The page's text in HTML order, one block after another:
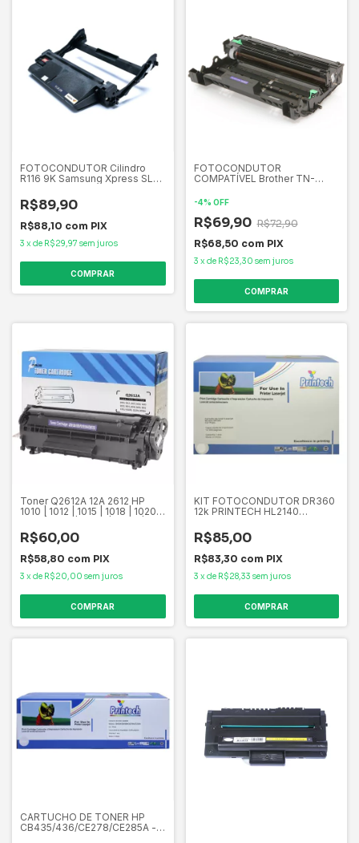
FOTOCONDUTOR Cilindro
R116 9K Samsung Xpress SL-
M2675F, SL-M2676, SL-
M2825ND, SL-M2885FW
R$89,90
R$88,10 com PIX
3 x de R$29,97 sem juros
FOTOCONDUTOR
COMPATÍVEL Brother TN-
2360DW, HL-L2320D 2320D,
MFC-L2720DW 2720DW,
MFC-L2740DW 2740DW
-4% OFF
R$69,90 R$72,90
R$68,50 com PIX
3 x de R$23,30 sem juros
Toner Q2612A 12A 2612 HP
1010 | 1012 | 1015 | 1018 | 1020 |
3052 | 1319 | 1022N | 3050N |
R$60,00
R$58,80 com PIX
3 x de R$20,00 sem juros
KIT FOTOCONDUTOR DR360
12k PRINTECH HL2140
R$85,00
R$83,30 com PIX
3 x de R$28,33 sem juros
CARTUCHO DE TONER HP
CB435/436/CE278/CE285A -